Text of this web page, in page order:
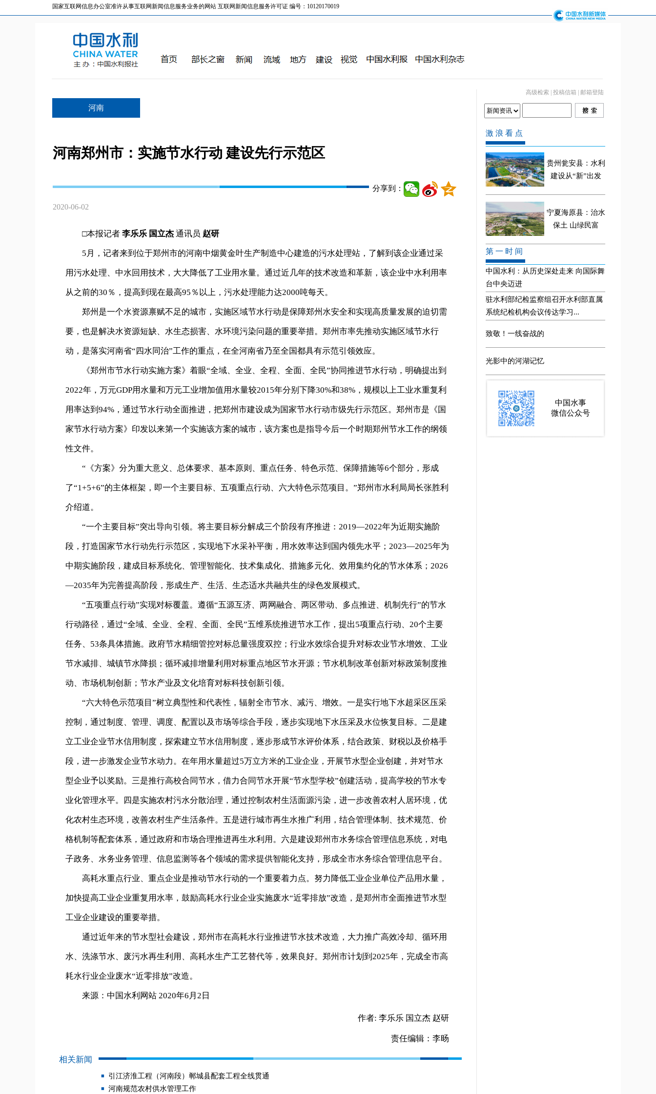
国家互联网信息办公室准许从事互联网新闻信息服务业务的网站 互联网新闻信息服务许可证 编号：10120170019
河南
高级检索 投稿信箱 邮箱登陆
河南郑州市：实施节水行动 建设先行示范区
分享到：
2020-06-02
□本报记者 李乐乐 国立杰 通讯员 赵研
5月，记者来到位于郑州市的河南中烟黄金叶生产制造中心建造的污水处理站，了解到该企业通过采
用污水处理、中水回用技术，大大降低了工业用水量。通过近几年的技术改造和革新，该企业中水利用率
从之前的30％，提高到现在最高95％以上，污水处理能力达2000吨每天。
郑州是一个水资源禀赋不足的城市，实施区域节水行动是保障郑州水安全和实现高质量发展的迫切需
要，也是解决水资源短缺、水生态损害、水环境污染问题的重要举措。郑州市率先推动实施区域节水行
动，是落实河南省“四水同治”工作的重点，在全河南省乃至全国都具有示范引领效应。
《郑州市节水行动实施方案》着眼“全域、全业、全程、全面、全民”协同推进节水行动，明确提出到
2022年，万元GDP用水量和万元工业增加值用水量较2015年分别下降30%和38%，规模以上工业水重复利
用率达到94%，通过节水行动全面推进，把郑州市建设成为国家节水行动市级先行示范区。郑州市是《国
家节水行动方案》印发以来第一个实施该方案的城市，该方案也是指导今后一个时期郑州节水工作的纲领
性文件。
“《方案》分为重大意义、总体要求、基本原则、重点任务、特色示范、保障措施等6个部分，形成
了“1+5+6”的主体框架，即一个主要目标、五项重点行动、六大特色示范项目。”郑州市水利局局长张胜利
介绍道。
“一个主要目标”突出导向引领。将主要目标分解成三个阶段有序推进：2019—2022年为近期实施阶
段，打造国家节水行动先行示范区，实现地下水采补平衡，用水效率达到国内领先水平；2023—2025年为
中期实施阶段，建成目标系统化、管理智能化、技术集成化、措施多元化、效用集约化的节水体系；2026
—2035年为完善提高阶段，形成生产、生活、生态适水共融共生的绿色发展模式。
“五项重点行动”实现对标覆盖。遵循“五源互济、两网融合、两区带动、多点推进、机制先行”的节水
行动路径，通过“全域、全业、全程、全面、全民”五维系统推进节水工作，提出5项重点行动、20个主要
任务、53条具体措施。政府节水精细管控对标总量强度双控；行业水效综合提升对标农业节水增效、工业
节水减排、城镇节水降损；循环减排增量利用对标重点地区节水开源；节水机制改革创新对标政策制度推
动、市场机制创新；节水产业及文化培育对标科技创新引领。
“六大特色示范项目”树立典型性和代表性，辐射全市节水、减污、增效。一是实行地下水超采区压采
控制，通过制度、管理、调度、配置以及市场等综合手段，逐步实现地下水压采及水位恢复目标。二是建
立工业企业节水信用制度，探索建立节水信用制度，逐步形成节水评价体系，结合政策、财税以及价格手
段，进一步激发企业节水动力。在年用水量超过5万立方米的工业企业，开展节水型企业创建，并对节水
型企业予以奖励。三是推行高校合同节水，借力合同节水开展“节水型学校”创建活动，提高学校的节水专
业化管理水平。四是实施农村污水分散治理，通过控制农村生活面源污染，进一步改善农村人居环境，优
化农村生态环境，改善农村生产生活条件。五是进行城市再生水推广利用，结合管理体制、技术规范、价
格机制等配套体系，通过政府和市场合理推进再生水利用。六是建设郑州市水务综合管理信息系统，对电
子政务、水务业务管理、信息监测等各个领域的需求提供智能化支持，形成全市水务综合管理信息平台。
高耗水重点行业、重点企业是推动节水行动的一个重要着力点。努力降低工业企业单位产品用水量，
加快提高工业企业重复用水率，鼓励高耗水行业企业实施废水“近零排放”改造，是郑州市全面推进节水型
工业企业建设的重要举措。
通过近年来的节水型社会建设，郑州市在高耗水行业推进节水技术改造，大力推广高效冷却、循环用
水、洗涤节水、废污水再生利用、高耗水生产工艺替代等，效果良好。郑州市计划到2025年，完成全市高
耗水行业企业废水“近零排放”改造。
来源：中国水利网站 2020年6月2日
作者: 李乐乐 国立杰 赵研
责任编辑：李旸
相关新闻
引江济淮工程（河南段）郸城县配套工程全线贯通
河南规范农村供水管理工作